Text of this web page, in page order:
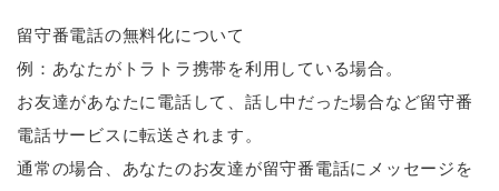
留守番電話の無料化について
例：あなたがトラトラ携帯を利用している場合。
お友達があなたに電話して、話し中だった場合など留守番
電話サービスに転送されます。
通常の場合、あなたのお友達が留守番電話にメッセージを